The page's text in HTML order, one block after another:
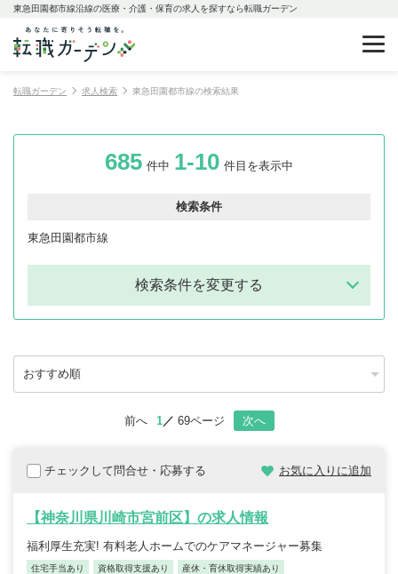
東急田園都市線沿線の医療・介護・保育の求人を探すなら転職ガーデン
転職ガーデン 求人検索 東急田園都市線の検索結果
685 件中 1-10 件目を表示中
検索条件
東急田園都市線
検索条件を変更する
前へ 1 69ページ 次へ
チェックして問合せ・応募する お気に入りに追加
【神奈川県川崎市宮前区】の求人情報
福利厚生充実! 有料老人ホームでのケアマネージャー募集
住宅手当あり 資格取得支援あり 産休・育休取得実績あり